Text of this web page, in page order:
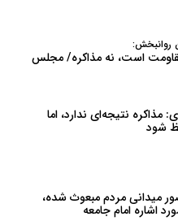
روانبخش:
مقاومت است، نه مذاکره/ مجلس
مذاکره نتیجه‌ای ندارد، اما
شود
میدانی مردم مبعوث شده،
اشاره امام جامعه